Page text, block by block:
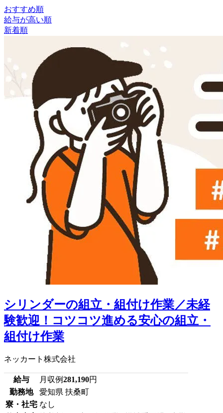
おすすめ順
給与が高い順
新着順
シリンダーの組立・組付け作業／未経
験歓迎！コツコツ進める安心の組立・
組付け作業
ネッカート株式会社
給与 月収例281,190円
勤務地
愛知県 扶桑町
寮・社宅 なし